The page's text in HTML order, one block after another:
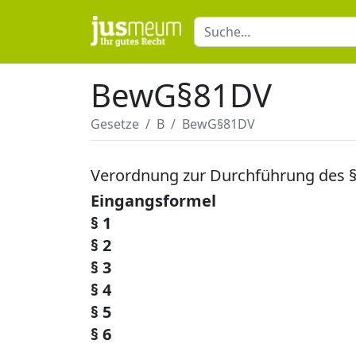
BewG§81DV
Gesetze B BewG§81DV
Verordnung zur Durchführung des
Eingangsformel
§ 1
§ 2
§ 3
§ 4
§ 5
§ 6